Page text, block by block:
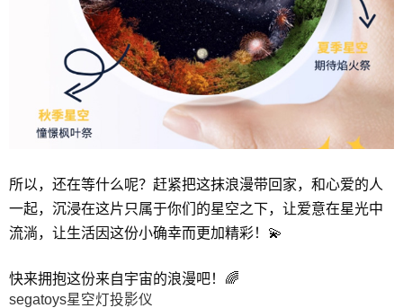
所以，还在等什么呢？赶紧把这抹浪漫带回家，和心爱的人
一起，沉浸在这片只属于你们的星空之下，让爱意在星光中
流淌，让生活因这份小确幸而更加精彩！💫
快来拥抱这份来自宇宙的浪漫吧！🌈
segatoys星空灯投影仪